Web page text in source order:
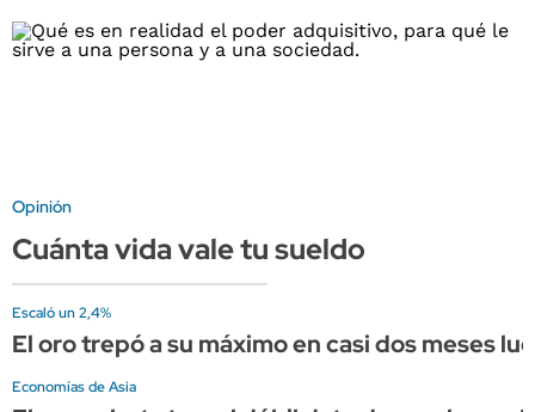
Opinión
Cuánta vida vale tu sueldo
Escaló un 2,4%
El oro trepó a su máximo en casi dos meses
Economías de Asia